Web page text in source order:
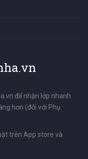
để nhận lớp nhanh
hơn (đối với Phụ
trên App store và